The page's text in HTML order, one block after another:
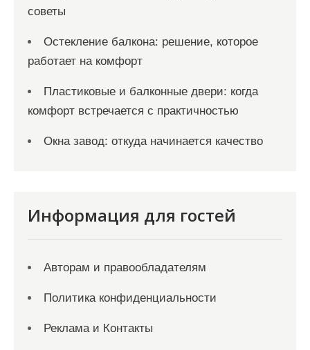
советы
Остекление балкона: решение, которое
работает на комфорт
Пластиковые и балконные двери: когда
комфорт встречается с практичностью
Окна завод: откуда начинается качество
Информация для гостей
Авторам и правообладателям
Политика конфиденциальности
Реклама и Контакты